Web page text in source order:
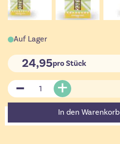
Auf Lager
24,95pro Stück
Menge
In den Warenkorb